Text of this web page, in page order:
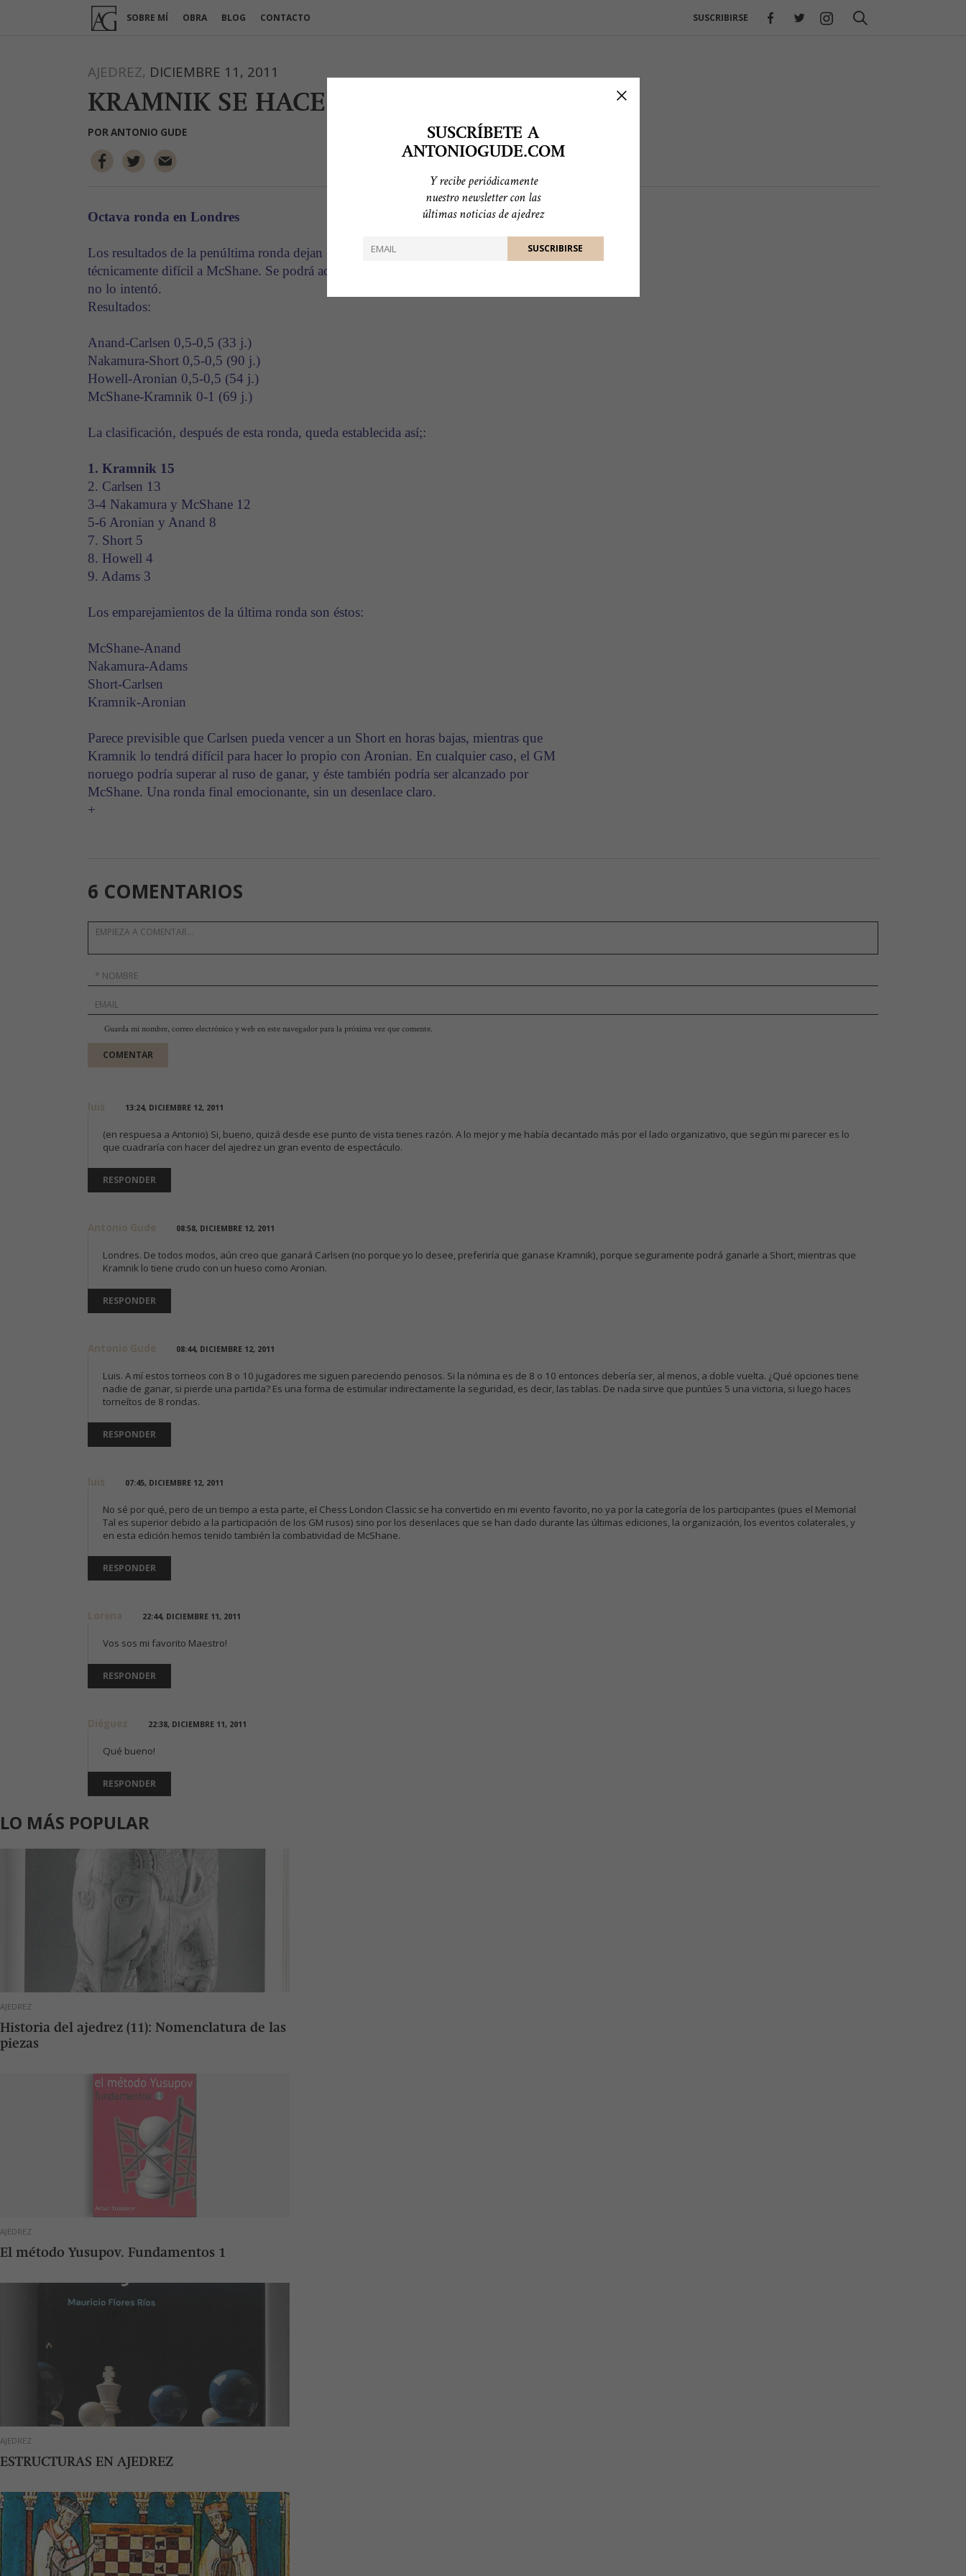
SUSCRÍBETE A
ANTONIOGUDE.COM
Y recibe periódicamente
nuestro newsletter con las
últimas noticias de ajedrez
SOBRE MÍ OBRA BLOG CONTACTO SUSCRIBIRSE
AJEDREZ, DICIEMBRE 11, 2011
KRAMNIK SE HACE CON LA CABEZA
PORANTONIO GUDE
Octava ronda en Londres
Los resultados de la penúltima ronda dejan en cabeza a Kramnik, que ganó una partida
técnicamente difícil a McShane. Se podrá acusar a éste de algún error, pero no de que
no lo intentó.
Resultados:
Anand-Carlsen 0,5-0,5 (33 j.)
Nakamura-Short 0,5-0,5 (90 j.)
Howell-Aronian 0,5-0,5 (54 j.)
McShane-Kramnik 0-1 (69 j.)
La clasificación, después de esta ronda, queda establecida así;:
1. Kramnik 15
2. Carlsen 13
3-4 Nakamura y McShane 12
5-6 Aronian y Anand 8
7. Short 5
8. Howell 4
9. Adams 3
Los emparejamientos de la última ronda son éstos:
McShane-Anand
Nakamura-Adams
Short-Carlsen
Kramnik-Aronian
Parece previsible que Carlsen pueda vencer a un Short en horas bajas, mientras que
Kramnik lo tendrá difícil para hacer lo propio con Aronian. En cualquier caso, el GM
noruego podría superar al ruso de ganar, y éste también podría ser alcanzado por
McShane. Una ronda final emocionante, sin un desenlace claro.
+
6 COMENTARIOS
Guarda mi nombre, correo electrónico y web en este navegador para la próxima vez que comente.
luis 13:24, DICIEMBRE 12, 2011
(en respuesa a Antonio) Si, bueno, quizá desde ese punto de vista tienes razón. A lo mejor y me había decantado más por el lado organizativo, que según mi parecer es lo
que cuadraría con hacer del ajedrez un gran evento de espectáculo.
RESPONDER
Antonio Gude 08:58, DICIEMBRE 12, 2011
Londres. De todos modos, aún creo que ganará Carlsen (no porque yo lo desee, preferiría que ganase Kramnik), porque seguramente podrá ganarle a Short, mientras que
Kramnik lo tiene crudo con un hueso como Aronian.
RESPONDER
Antonio Gude 08:44, DICIEMBRE 12, 2011
Luis. A mí estos torneos con 8 o 10 jugadores me siguen pareciendo penosos. Si la nómina es de 8 o 10 entonces debería ser, al menos, a doble vuelta. ¿Qué opciones tiene
nadie de ganar, si pierde una partida? Es una forma de estimular indirectamente la seguridad, es decir, las tablas. De nada sirve que puntúes 5 una victoria, si luego haces
torneítos de 8 rondas.
RESPONDER
luis 07:45, DICIEMBRE 12, 2011
No sé por qué, pero de un tiempo a esta parte, el Chess London Classic se ha convertido en mi evento favorito, no ya por la categoría de los participantes (pues el Memorial
Tal es superior debido a la participación de los GM rusos) sino por los desenlaces que se han dado durante las últimas ediciones, la organización, los eventos colaterales, y
en esta edición hemos tenido también la combatividad de McShane.
RESPONDER
Lorena 22:44, DICIEMBRE 11, 2011
Vos sos mi favorito Maestro!
RESPONDER
Diéguez 22:38, DICIEMBRE 11, 2011
Qué bueno!
RESPONDER
LO MÁS POPULAR
AJEDREZ
Historia del ajedrez (11): Nomenclatura de las
piezas
AJEDREZ
El método Yusupov. Fundamentos 1
AJEDREZ
ESTRUCTURAS EN AJEDREZ